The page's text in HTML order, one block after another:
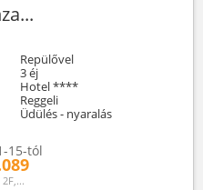
Repülővel
3 éj
Hotel ****
Reggeli
Üdülés - nyaralás
15-tól